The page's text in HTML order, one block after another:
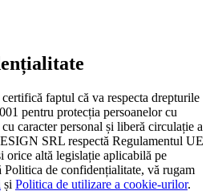
faptul că va respecta drepturile
pentru protecția persoanelor cu
caracter personal și liberă circulație a
SRL respectă Regulamentul UE
orice altă legislație aplicabilă pe
de confidențialitate, vă rugam
și Politica de utilizare a cookie-urilor.